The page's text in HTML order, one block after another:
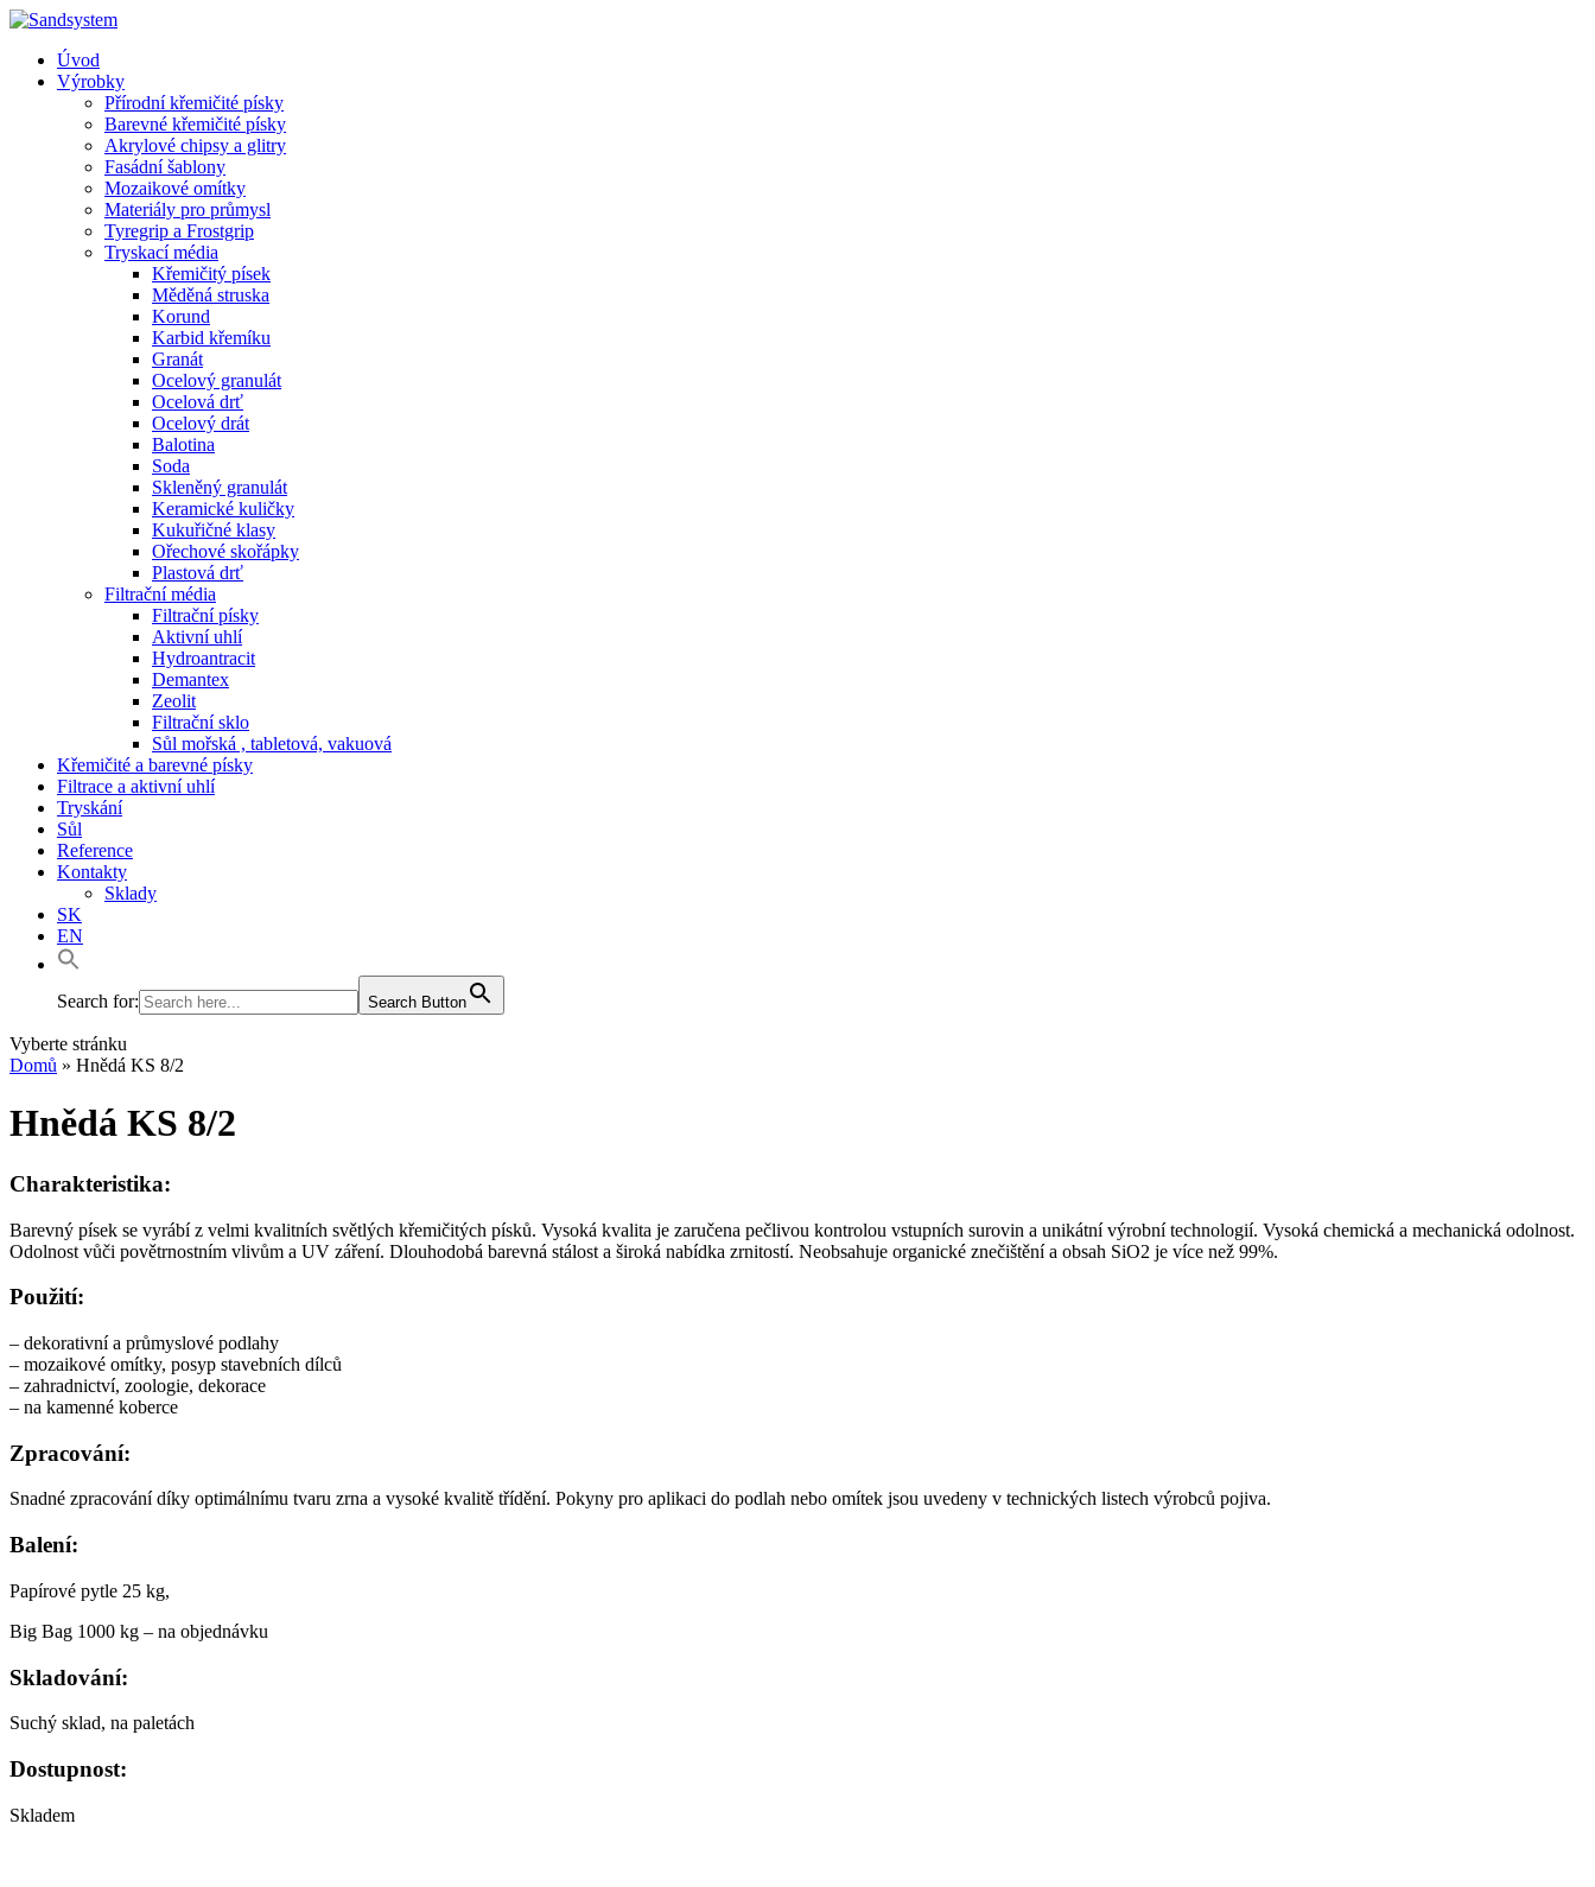
Úvod
Výrobky
Přírodní křemičité písky
Barevné křemičité písky
Akrylové chipsy a glitry
Fasádní šablony
Mozaikové omítky
Materiály pro průmysl
Tyregrip a Frostgrip
Tryskací média
Křemičitý písek
Měděná struska
Korund
Karbid křemíku
Granát
Ocelový granulát
Ocelová drť
Ocelový drát
Balotina
Soda
Skleněný granulát
Keramické kuličky
Kukuřičné klasy
Ořechové skořápky
Plastová drť
Filtrační média
Filtrační písky
Aktivní uhlí
Hydroantracit
Demantex
Zeolit
Filtrační sklo
Sůl mořská , tabletová, vakuová
Křemičité a barevné písky
Filtrace a aktivní uhlí
Tryskání
Sůl
Reference
Kontakty
Sklady
SK
EN
Search for: Search Button
Vyberte stránku
Domů » Hnědá KS 8/2
Hnědá KS 8/2
Charakteristika:
Barevný písek se vyrábí z velmi kvalitních světlých křemičitých písků. Vysoká kvalita je zaručena pečlivou kontrolou vstupních surovin a unikátní výrobní technologií. Vysoká chemická a mechanická odolnost.
Odolnost vůči povětrnostním vlivům a UV záření. Dlouhodobá barevná stálost a široká nabídka zrnitostí. Neobsahuje organické znečištění a obsah SiO2 je více než 99%.
Použití:
– dekorativní a průmyslové podlahy
– mozaikové omítky, posyp stavebních dílců
– zahradnictví, zoologie, dekorace
– na kamenné koberce
Zpracování:
Snadné zpracování díky optimálnímu tvaru zrna a vysoké kvalitě třídění. Pokyny pro aplikaci do podlah nebo omítek jsou uvedeny v technických listech výrobců pojiva.
Balení:
Papírové pytle 25 kg,
Big Bag 1000 kg – na objednávku
Skladování:
Suchý sklad, na paletách
Dostupnost:
Skladem